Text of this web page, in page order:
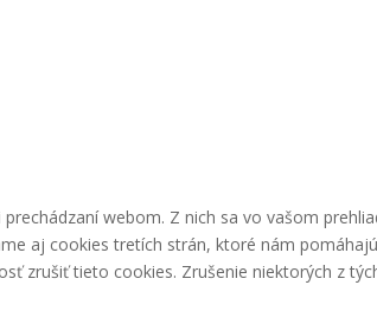
webom. Z nich sa vo vašom
aj cookies tretích strán, ktoré nám
zrušiť tieto cookies. Zrušenie niektorých z